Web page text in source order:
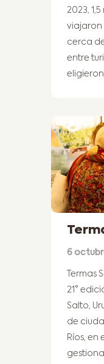
2023,
viajaron
cerca
entre
6
Termas
21°
Salto,
de
Ríos, en